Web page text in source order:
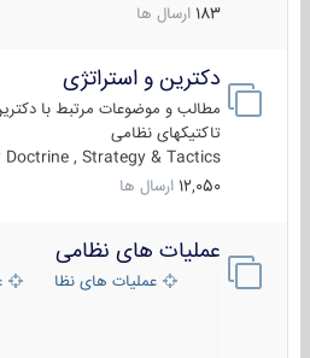
183 ارسال ها
دکترین و استراتژی
مطالب و موضوعات مرتبط با دکترین
تاکتیکهای نظامی
Doctrine , Strategy & Tactics
12,050 ارسال ها
عملیات های نظامی
عملیات های نظامی ایران